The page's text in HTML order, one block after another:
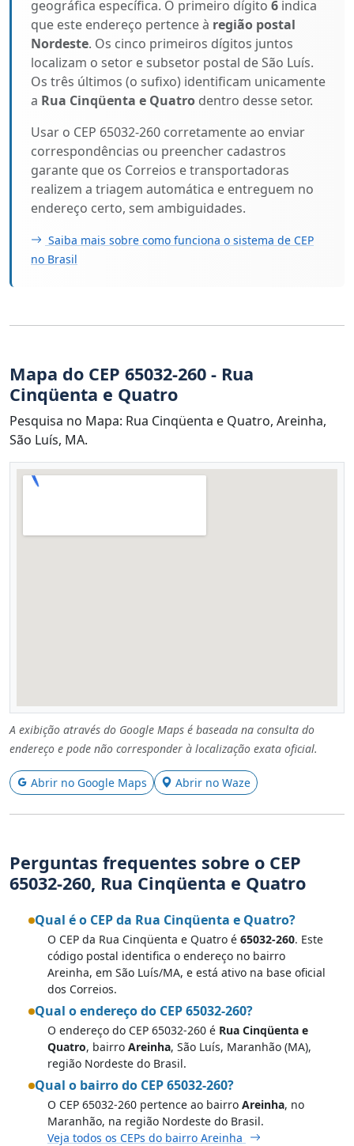
geográfica específica. O primeiro dígito 6 indica
que este endereço pertence à região postal
Nordeste. Os cinco primeiros dígitos juntos
localizam o setor e subsetor postal de São Luís.
Os três últimos (o sufixo) identificam unicamente
a Rua Cinqüenta e Quatro dentro desse setor.
Usar o CEP 65032-260 corretamente ao enviar
correspondências ou preencher cadastros
garante que os Correios e transportadoras
realizem a triagem automática e entreguem no
endereço certo, sem ambiguidades.
Saiba mais sobre como funciona o sistema de CEP
no Brasil
Mapa do CEP 65032-260 - Rua
Cinqüenta e Quatro
Pesquisa no Mapa: Rua Cinqüenta e Quatro, Areinha,
São Luís, MA.
A exibição através do Google Maps é baseada na consulta do
endereço e pode não corresponder à localização exata oficial.
Abrir no Google Maps Abrir no Waze
Perguntas frequentes sobre o CEP
65032-260, Rua Cinqüenta e Quatro
Qual é o CEP da Rua Cinqüenta e Quatro?
O CEP da Rua Cinqüenta e Quatro é 65032-260. Este
código postal identifica o endereço no bairro
Areinha, em São Luís/MA, e está ativo na base oficial
dos Correios.
Qual o endereço do CEP 65032-260?
O endereço do CEP 65032-260 é Rua Cinqüenta e
Quatro, bairro Areinha, São Luís, Maranhão (MA),
região Nordeste do Brasil.
Qual o bairro do CEP 65032-260?
O CEP 65032-260 pertence ao bairro Areinha, no
Maranhão, na região Nordeste do Brasil.
Veja todos os CEPs do bairro Areinha